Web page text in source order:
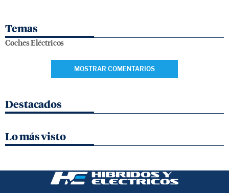
Temas
Coches Eléctricos
MOSTRAR COMENTARIOS
Destacados
Lo más visto